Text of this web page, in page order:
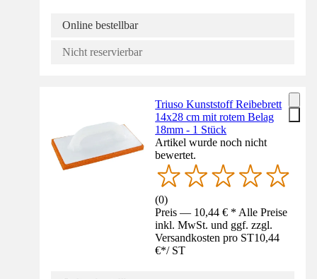
Online bestellbar
Nicht reservierbar
Triuso Kunststoff Reibebrett
14x28 cm mit rotem Belag
18mm - 1 Stück
Artikel wurde noch nicht
bewertet.
(0)
Preis — 10,44 € * Alle Preise
inkl. MwSt. und ggf. zzgl.
Versandkosten pro ST10,44
€*/ ST